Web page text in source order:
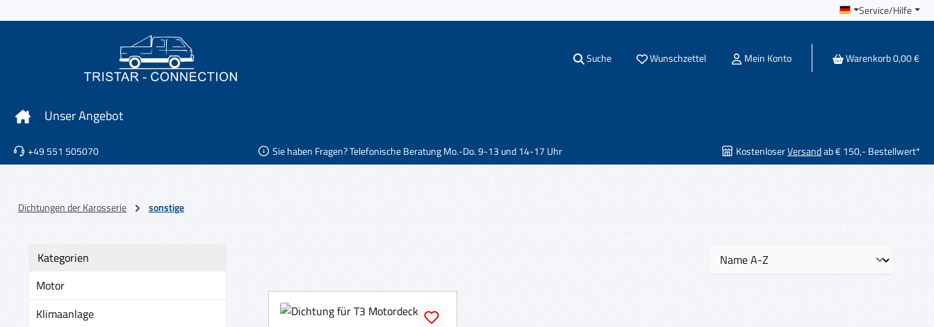
Service/Hilfe
Suche WunschzettelDu hast 0 Produkte auf dem Merkzettel
Mein Konto Warenkorb0,00 €
Unser Angebot
+49 551 505070 Sie haben Fragen? Telefonische Beratung Mo.-Do. 9-13 und 14-17 Uhr KostenloserVersandab € 150,- Bestellwert*
Dichtungen der Karosserie sonstige
Kategorien
Motor
Klimaanlage